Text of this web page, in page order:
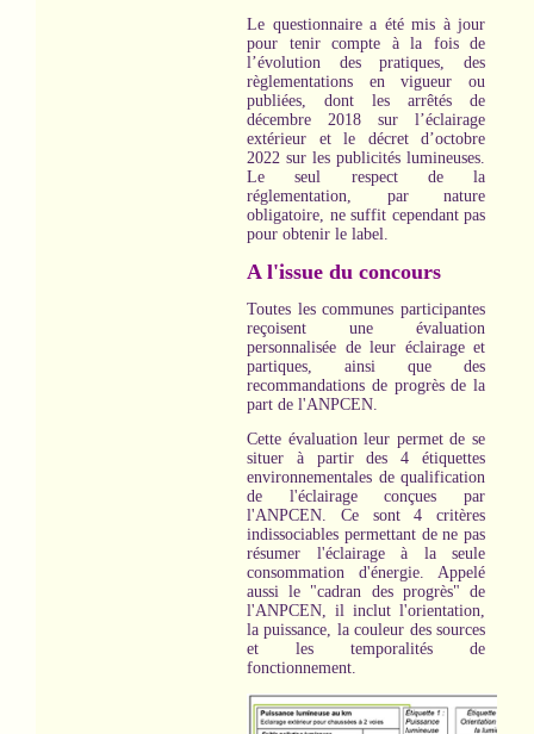
Le questionnaire a été mis à jour
pour tenir compte à la fois de
l’évolution des pratiques, des
règlementations en vigueur ou
publiées, dont les arrêtés de
décembre 2018 sur l’éclairage
extérieur et le décret d’octobre
2022 sur les publicités lumineuses.
Le seul respect de la
réglementation, par nature
obligatoire, ne suffit cependant pas
pour obtenir le label.
A l'issue du concours
Toutes les communes participantes
reçoisent une évaluation
personnalisée de leur éclairage et
partiques, ainsi que des
recommandations de progrès de la
part de l'ANPCEN.
Cette évaluation leur permet de se
situer à partir des 4 étiquettes
environnementales de qualification
de l'éclairage conçues par
l'ANPCEN. Ce sont 4 critères
indissociables permettant de ne pas
résumer l'éclairage à la seule
consommation d'énergie. Appelé
aussi le "cadran des progrès" de
l'ANPCEN, il inclut l'orientation,
la puissance, la couleur des sources
et les temporalités de
fonctionnement.